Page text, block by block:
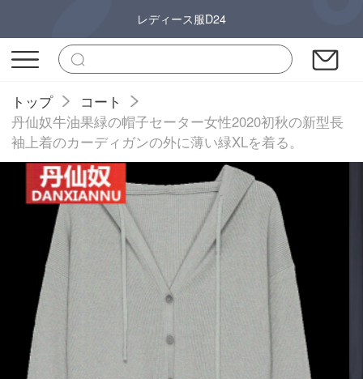
レディース服D24
トップ
コート
丹仙奴牛油果緑の帽子セーター女性2020初秋の新型長
袖上着のカーディガンの外に薄い緑XLを着る。